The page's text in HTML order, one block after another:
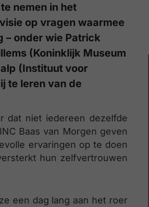
nemen in het
op vragen waarmee
– onder wie Patrick
(Koninklijk Museum
(Instituut voor
te leren van de
dat niet iedereen dezelfde
Baas van Morgen geven
ervaringen op te doen
hun zelfvertrouwen
een dag lang aan het roer